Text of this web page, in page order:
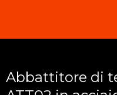
Abbattitore di